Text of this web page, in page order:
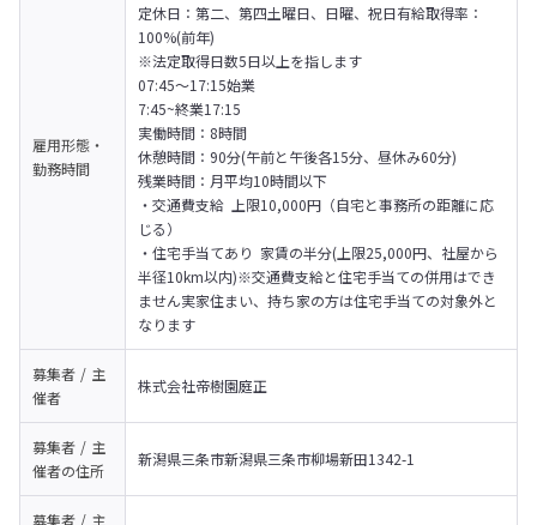
雇用形態・
勤務時間
定休日：第二、第四土曜日、日曜、祝日有給取得率：
100%(前年)
※法定取得日数5日以上を指します
07:45～17:15始業
7:45~終業17:15
実働時間：8時間
休憩時間：90分(午前と午後各15分、昼休み60分)
残業時間：月平均10時間以下
・交通費支給 上限10,000円（自宅と事務所の距離に応
じる）
・住宅手当てあり 家賃の半分(上限25,000円、社屋から
半径10km以内)※交通費支給と住宅手当ての併用はでき
ません実家住まい、持ち家の方は住宅手当ての対象外と
なります
募集者 / 主
催者
株式会社帝樹園庭正
募集者 / 主
催者の住所
新潟県三条市新潟県三条市柳場新田1342-1
募集者 / 主